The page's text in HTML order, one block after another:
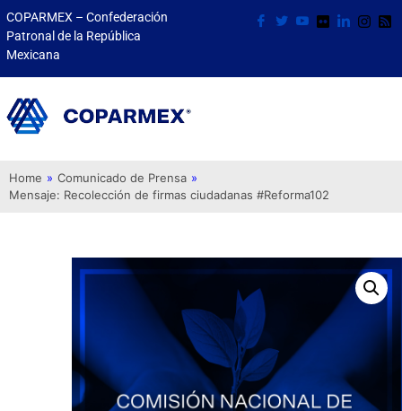
COPARMEX – Confederación
Patronal de la República
Mexicana
Home » Comunicado de Prensa »
Mensaje: Recolección de firmas ciudadanas #Reforma102